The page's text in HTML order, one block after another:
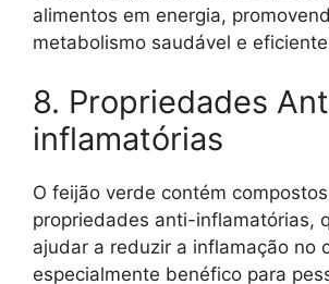
alimentos em energia,
metabolismo saudável e
8. Propriedades
inflamatórias
O feijão verde contém
propriedades anti-inflamatórias,
ajudar a reduzir a inflamação no
especialmente benéfico para